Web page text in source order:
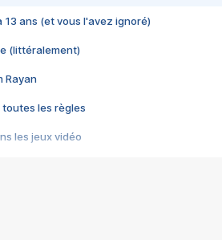
13 ans (et vous l'avez ignoré)
(littéralement)
Rayan
toutes les règles
les jeux vidéo